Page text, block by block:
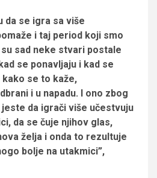
da se igra sa više
i taj period koji smo
sad neke stvari postale
se ponavljaju i kad se
kako se to kaže,
i u napadu. I ono zbog
da igrači više učestvuju
da se čuje njihov glas,
želja i onda to rezultuje
bolje na utakmici”,